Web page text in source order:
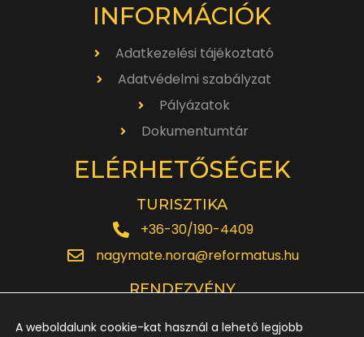
INFORMÁCIÓK
Adatkezelési tájékoztató
Adatvédelmi szabályzat
Pályázatok
Dokumentumtár
ELÉRHETŐSÉGEK
TURISZTIKA
+36-30/190-4409
nagymate.nora@reformatus.hu
RENDEZVÉNY
A weboldalunk cookie-kat használ a lehető legjobb